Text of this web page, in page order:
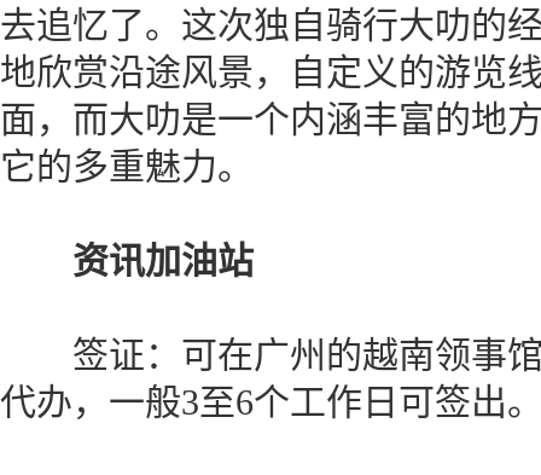
去追忆了。这次独自骑行大叻的
地欣赏沿途风景，自定义的游览
面，而大叻是一个内涵丰富的地
它的多重魅力。
资讯加油站
签证：可在广州的越南领事
代办，一般3至6个工作日可签出